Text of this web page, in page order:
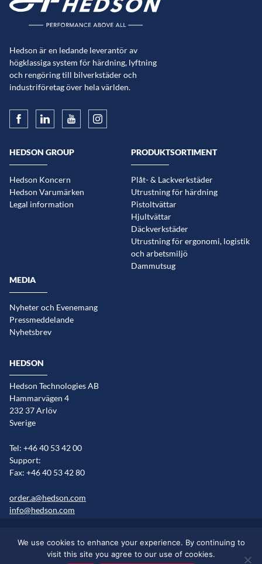
Hedson är en ledande leverantör av
högklassiga system för härdning, lyftning
och rengöring till bilverkstäder och
industriföretag över hela världen.
HEDSON GROUP
Hedson Koncern
Hedson Varumärken
Legal information
PRODUKTSORTIMENT
Plåt- & Lackverkstäder
Utrustning för härdning
Pistoltvättar
Hjultvättar
Däckverkstäder
Utrustning för ergonomi, logistik
och arbetsmiljö
Dammutsug
MEDIA
Nyheter och Evenemang
Pressmeddelande
Nyhetsbrev
HEDSON
Hedson Technologies AB
Hammarvägen 4
232 37 Arlöv
Sverige
Tel: +46 40 53 42 00
Support:
Fax: +46 40 53 42 80
order.a@hedson.com
info@hedson.com
Cookie information Sitemap Marknader/språkversioner
Legal information
We use cookies to enhance your experience. By continuing to
visit this site you agree to our use of cookies.